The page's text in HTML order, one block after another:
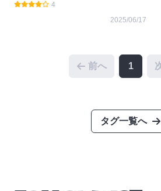
4
2025/06/17
前へ 1
タグ一覧へ